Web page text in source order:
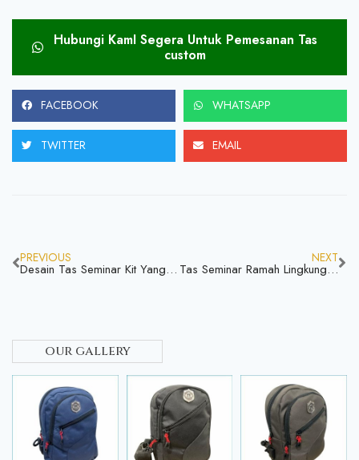
Hubungi KamI Segera Untuk Pemesanan Tas
custom
FACEBOOK WHATSAPP
TWITTER EMAIL
PREVIOUS
Desain Tas Seminar Kit Yang Sesuai Dengan Identitas Perusahaan Apa Aja
NEXT
Tas Seminar Ramah Lingkungan Tas Eco Friendly Apa Aja Mari Simak
our gallery